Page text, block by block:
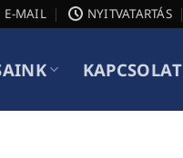
E-MAIL NYITVATARTÁS
KAPCSOLAT